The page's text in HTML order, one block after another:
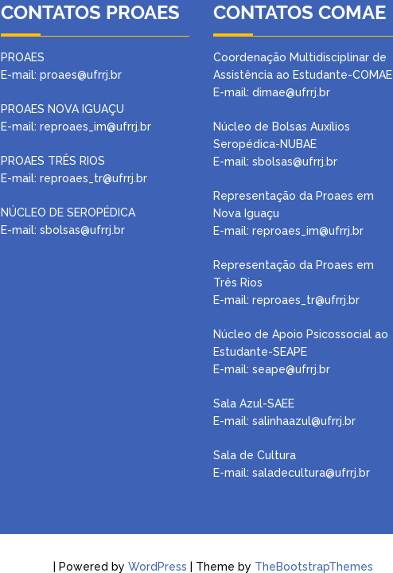
CONTATOS PROAES
PROAES
E-mail: proaes@ufrrj.br
PROAES NOVA IGUAÇU
E-mail: reproaes_im@ufrrj.br
PROAES TRÊS RIOS
E-mail: reproaes_tr@ufrrj.br
NÚCLEO DE SEROPÉDICA
E-mail: sbolsas@ufrrj.br
CONTATOS COMAE
Coordenação Multidisciplinar de
Assistência ao Estudante-COMAE
E-mail: dimae@ufrrj.br
Núcleo de Bolsas Auxílios
Seropédica-NUBAE
E-mail: sbolsas@ufrrj.br
Representação da Proaes em
Nova Iguaçu
E-mail: reproaes_im@ufrrj.br
Representação da Proaes em
Três Rios
E-mail: reproaes_tr@ufrrj.br
Núcleo de Apoio Psicossocial ao
Estudante-SEAPE
E-mail: seape@ufrrj.br
Sala Azul-SAEE
E-mail: salinhaazul@ufrrj.br
Sala de Cultura
E-mail: saladecultura@ufrrj.br
| Powered by WordPress | Theme by TheBootstrapThemes